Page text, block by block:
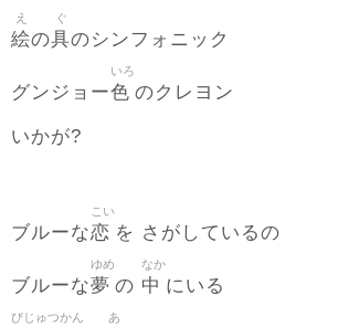
絵
え
の具
ぐ
のシンフォニック
グンジョー色
いろ
のクレヨン
いかが?
ブルーな恋
こい
を さがしているの
ブルーな夢
ゆめ
の 中
なか
にいる
びじゅつかん あ